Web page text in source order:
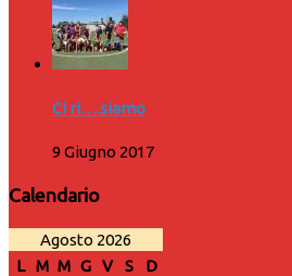
Ci ri….siamo
9 Giugno 2017
Calendario
Agosto 2026
L M M G V S D